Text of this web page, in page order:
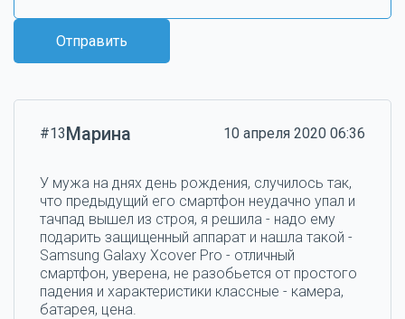
Отправить
#13Марина 10 апреля 2020 06:36
У мужа на днях день рождения, случилось так,
что предыдущий его смартфон неудачно упал и
тачпад вышел из строя, я решила - надо ему
подарить защищенный аппарат и нашла такой -
Samsung Galaxy Xcover Pro - отличный
смартфон, уверена, не разобьется от простого
падения и характеристики классные - камера,
батарея, цена.